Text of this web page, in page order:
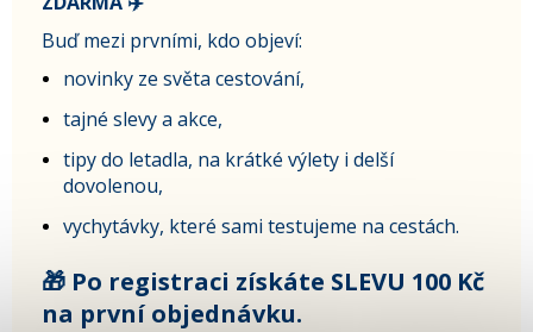
Buď mezi prvními, kdo objeví:
novinky ze světa cestování,
tajné slevy a akce,
tipy do letadla, na krátké výlety i delší
dovolenou,
vychytávky, které sami testujeme na cestách.
🎁 Po registraci získáte SLEVU 100 Kč
na první objednávku.